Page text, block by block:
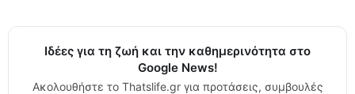
Ιδέες για τη ζωή και την καθημερινότητα στο
Google News!
Ακολουθήστε το Thatslife.gr για προτάσεις, συμβουλές